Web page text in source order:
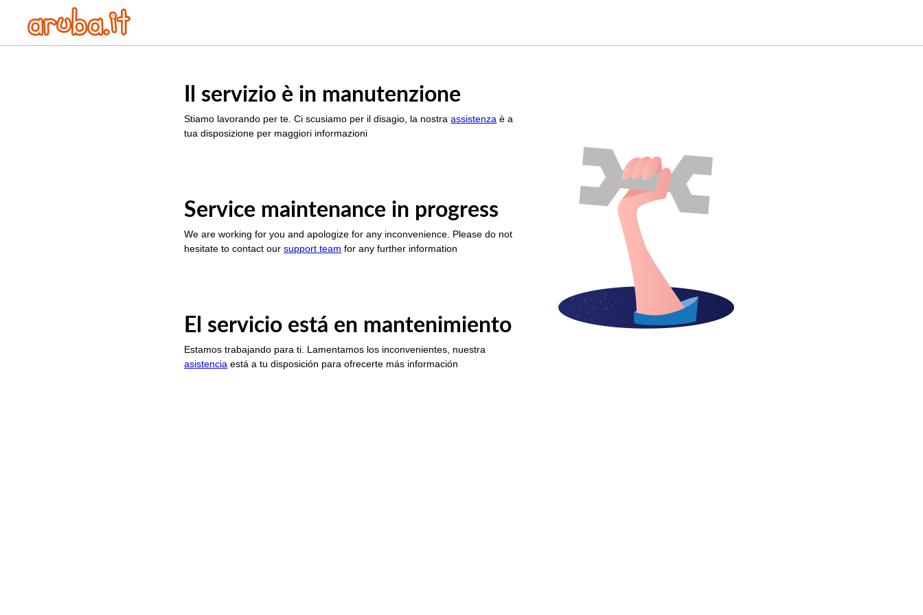
Il servizio è in manutenzione
Stiamo lavorando per te. Ci scusiamo per il disagio, la nostraassistenza è a
tua disposizione per maggiori informazioni
Service maintenance in progress
We are working for you and apologize for any inconvenience. Please do not
hesitate to contact oursupport team for any further information
El servicio está en mantenimiento
Estamos trabajando para ti. Lamentamos los inconvenientes, nuestra
asistencia está a tu disposición para ofrecerte más información